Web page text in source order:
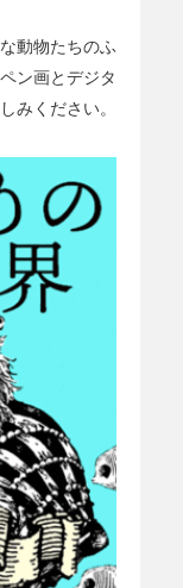
動物たちのふ
ン画とデジタ
みください。